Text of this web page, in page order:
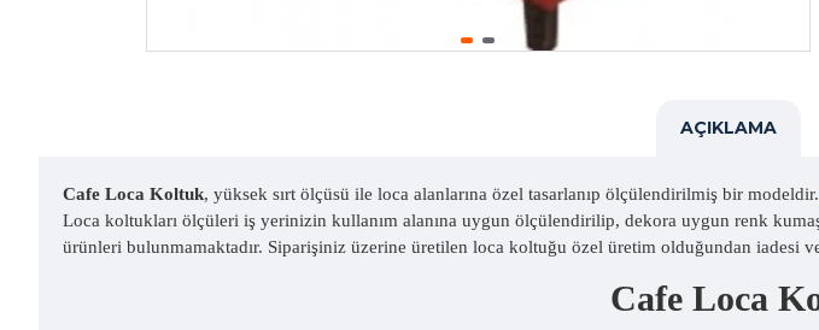
AÇIKLAMA
Cafe Loca Koltuk, yüksek sırt ölçüsü ile loca alanlarına özel tasarlanıp ölçülendirilmiş bir modeldir.
Loca koltukları ölçüleri iş yerinizin kullanım alanına uygun ölçülendirilip, dekora uygun renk
ürünleri bulunmamaktadır. Siparişiniz üzerine üretilen loca koltuğu özel üretim olduğundan iadesi
Cafe Loca